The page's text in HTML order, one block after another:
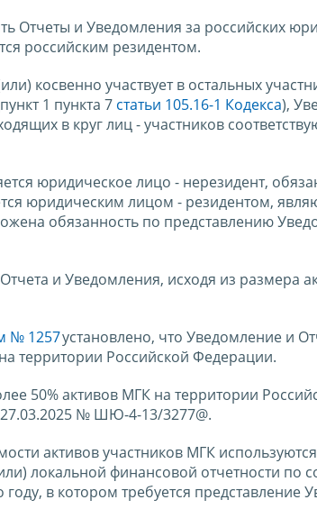
Отчеты и Уведомления за российских
российским резидентом.
косвенно участвует в остальных
1 пункта 7 статьи 105.16-1 Кодекса),
в круг лиц - участников
юридическое лицо - нерезидент,
юридическим лицом - резидентом,
обязанность по представлению
и Уведомления, исходя из размера
№ 1257установлено, что Уведомление и
территории Российской Федерации.
50% активов МГК на территории
№ ШЮ-4-13/3277@.
активов участников МГК
локальной финансовой отчетности по
в котором требуется представление